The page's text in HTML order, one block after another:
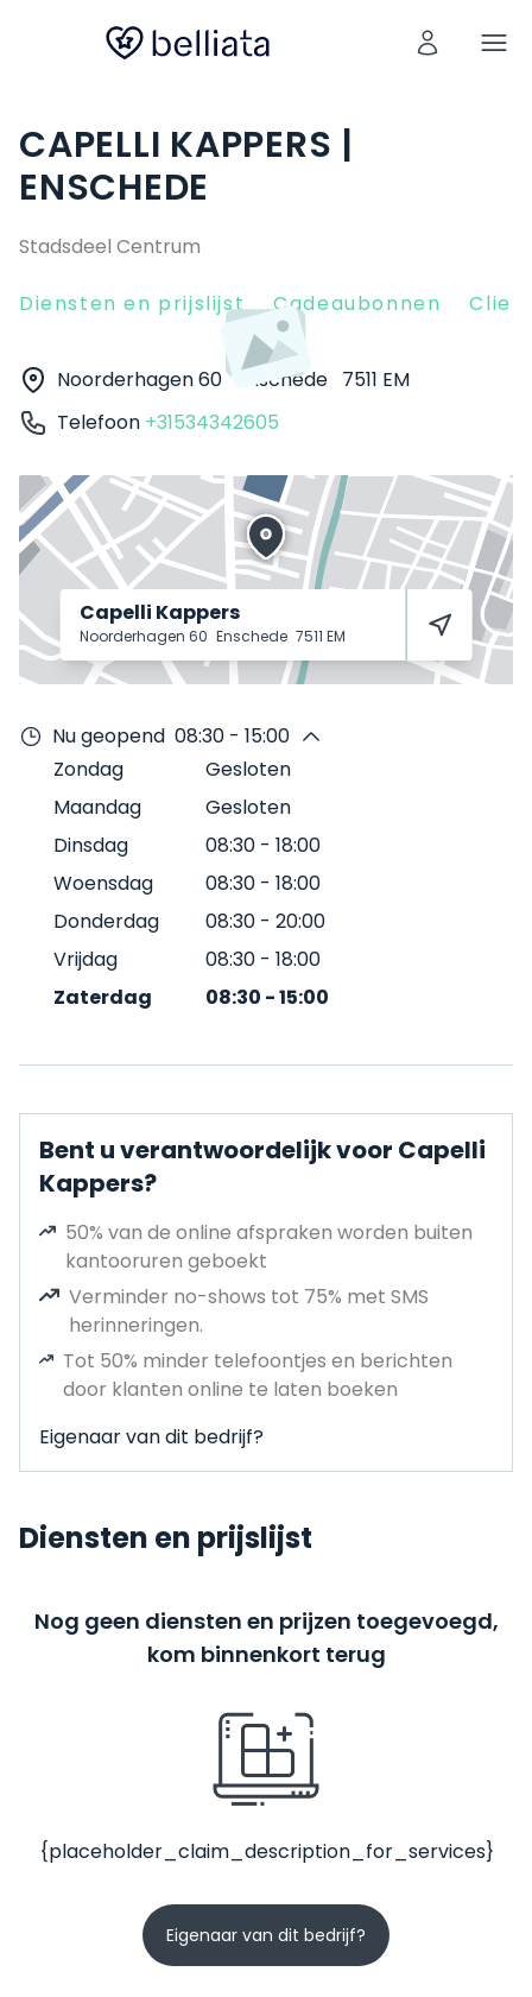
CAPELLI KAPPERS |
ENSCHEDE
Stadsdeel Centrum
Diensten en prijslijst Cadeaubonnen
Noorderhagen 60 Enschede 7511 EM
Telefoon +31534342605
Capelli Kappers
Noorderhagen 60 Enschede 7511 EM
Nu geopend 08:30 - 15:00
Zondag
Gesloten
Maandag
Gesloten
Dinsdag
08:30 - 18:00
Woensdag
08:30 - 18:00
Donderdag
08:30 - 20:00
Vrijdag
08:30 - 18:00
Zaterdag
08:30 -15:00
Bent u verantwoordelijk voor Capelli
Kappers?
50% van de online afspraken worden buiten
kantooruren geboekt
Verminder no-shows tot 75% met SMS
herinneringen.
Tot 50% minder telefoontjes en berichten
door klanten online te laten boeken
Eigenaar van dit bedrijf?
Diensten en prijslijst
Nog geen diensten en prijzen toegevoegd,
kom binnenkort terug
{placeholder_claim_description_for_services}
Eigenaar van dit bedrijf?